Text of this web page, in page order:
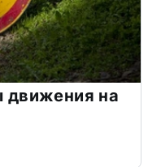
движения на